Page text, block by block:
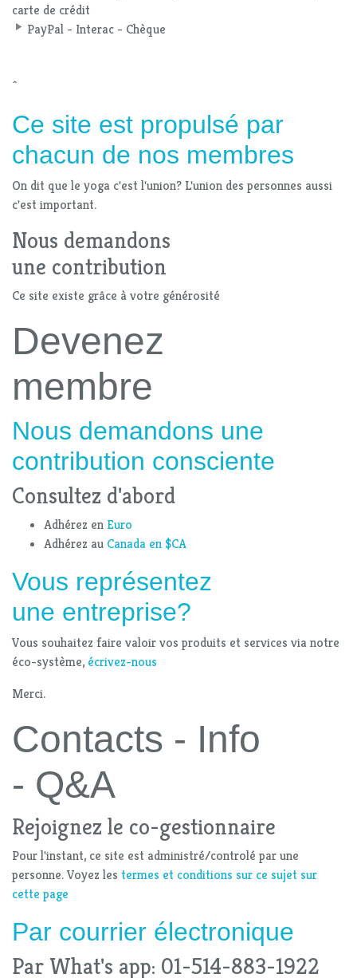
carte de crédit
PayPal - Interac - Chèque
^
Ce site est propulsé par
chacun de nos membres
On dit que le yoga c'est l'union? L'union des personnes aussi
c'est important.
Nous demandons
une contribution
Ce site existe grâce à votre générosité
Devenez
membre
Nous demandons une
contribution consciente
Consultez d'abord
Adhérez en Euro
Adhérez au Canada en $CA
Vous représentez
une entreprise?
Vous souhaitez faire valoir vos produits et services via notre
éco-système, écrivez-nous
Merci.
Contacts - Info
- Q&A
Rejoignez le co-gestionnaire
Pour l'instant, ce site est administré/controlé par une
personne. Voyez les termes et conditions sur ce sujet sur
cette page
Par courrier électronique
Par What's app: 01-514-883-1922